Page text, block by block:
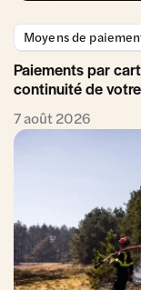
Moyens de
Paiements par
continuité de
7 août 2026